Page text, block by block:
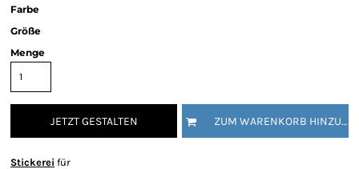
Farbe
Größe
Menge
JETZT GESTALTEN ZUM WARENKORB HINZUFÜGEN
Stickerei für